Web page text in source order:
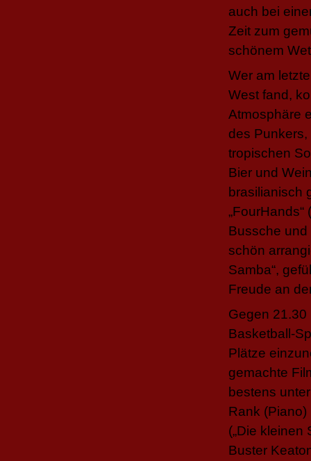
auch bei
Zeit zum
schönem
Wer am
West fand,
Atmosphäre
des Punkers,
tropischen
Bier und
brasilianisch
Bussche und
schön
Samba“,
Freude an
Gegen 21.30
Basketball-
Plätze
gemachte
bestens
Rank
(„Die kleinen
Buster